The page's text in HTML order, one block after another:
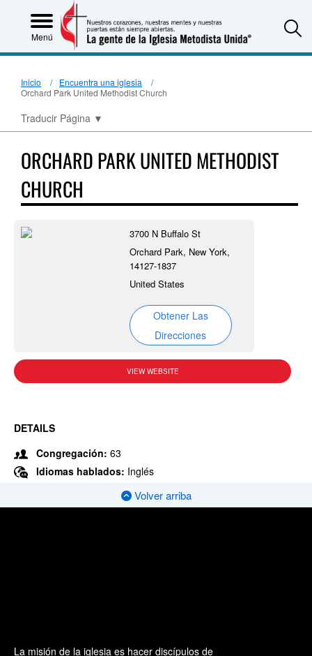
Menú
Inicio
Encuentra una iglesia
Orchard Park United Methodist Church
Traducir Página ▼
ORCHARD PARK UNITED METHODIST
CHURCH
3700 N Buffalo St
Orchard Park, New York,
14127-1837
United States
Obtener Las
Direcciones
VIEW WEBSITE
DETAILS
Congregación: 63
Idiomas hablados: Inglés
Volver arriba
La misión de la iglesia es hacer discípulos de